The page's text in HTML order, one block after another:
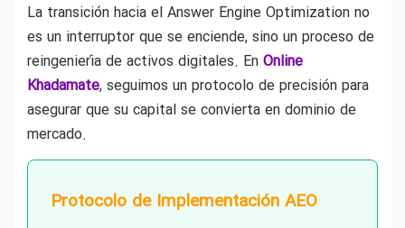
La transición hacia el Answer Engine Optimization no
es un interruptor que se enciende, sino un proceso de
reingeniería de activos digitales. En Online
Khadamate, seguimos un protocolo de precisión para
asegurar que su capital se convierta en dominio de
mercado.
Protocolo de Implementación AEO